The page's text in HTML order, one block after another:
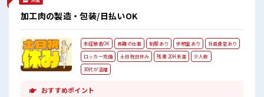
加工肉の製造・包装/日払いOK
未経験者OK 長期の仕事 制服あり 休憩室あり
社員食堂あり
ロッカー完備
土日祝日休み 残業 20H未満
少人数
30代が活躍
おすすめポイント